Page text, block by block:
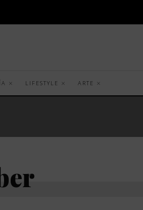
LIFESTYLE ARTE